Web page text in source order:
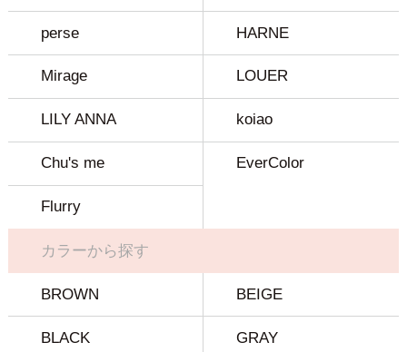
perse HARNE
Mirage LOUER
LILY ANNA koiao
Chu's me EverColor
Flurry
カラーから探す
BROWN BEIGE
BLACK GRAY